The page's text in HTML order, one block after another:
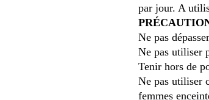
par jour. A
Ne pas
Ne pas utiliser
Tenir hors de
Ne pas utiliser
femmes